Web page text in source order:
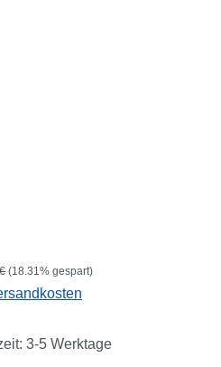
Preis:
(18.31% gespart)
3-5 Werktage